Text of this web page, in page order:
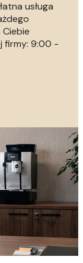
usługa
firmy: 9:00 -